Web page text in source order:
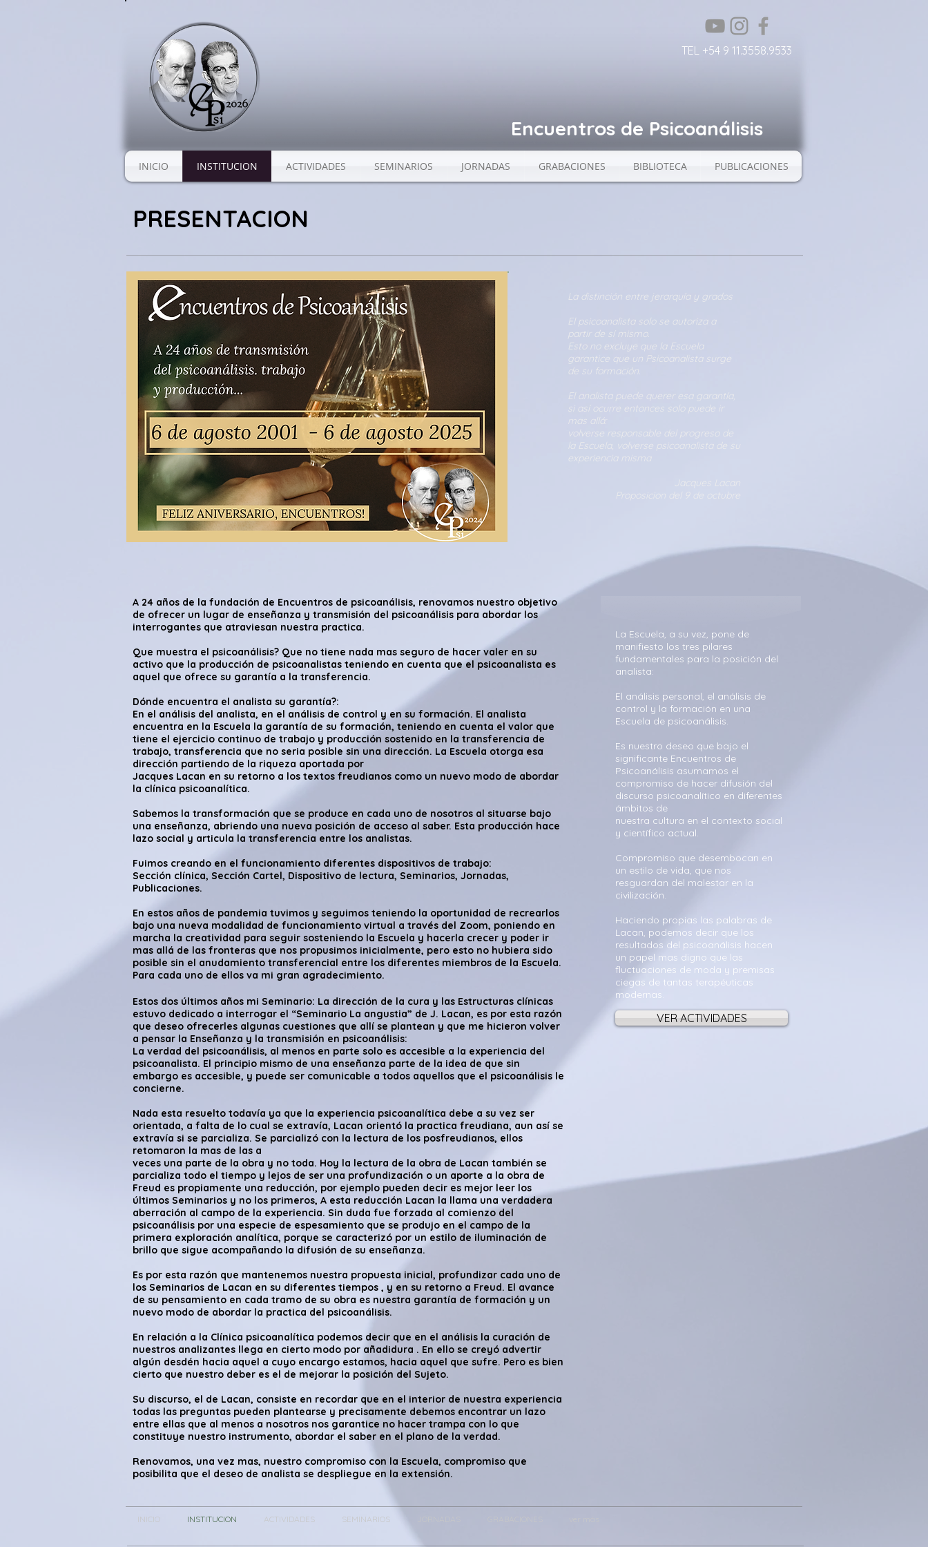
TEL +54 9 11.3558.9533
Encuentros de Psicoanálisis
INICIO INSTITUCION ACTIVIDADES SEMINARIOS JORNADAS GRABACIONES BIBLIOTECA PUBLICACIONES
PRESENTACION
La distinción entre jerarquía y grados
El psicoanalista solo se autoriza a
partir de sí mismo.
Esto no excluye que la Escuela
garantice que un Psicoanalista surge
de su formación.
El analista puede querer esa garantía,
si así ocurre entonces solo puede ir
mas allá:
volverse responsable del progreso de
la Escuela, volverse psicoanalista de su
experiencia misma
Jacques Lacan
Proposicion del 9 de octubre
A 24 años de la fundación de Encuentros de psicoanálisis, renovamos nuestro objetivo
de ofrecer un lugar de enseñanza y transmisión del psicoanálisis para abordar los
interrogantes que atraviesan nuestra practica.
Que muestra el psicoanálisis? Que no tiene nada mas seguro de hacer valer en su
activo que la producción de psicoanalistas teniendo en cuenta que el psicoanalista es
aquel que ofrece su garantía a la transferencia.
Dónde encuentra el analista su garantía?:
En el análisis del analista, en el análisis de control y en su formación. El analista
encuentra en la Escuela la garantía de su formación, teniendo en cuenta el valor que
tiene el ejercicio continuo de trabajo y producción sostenido en la transferencia de
trabajo, transferencia que no seria posible sin una dirección. La Escuela otorga esa
dirección partiendo de la riqueza aportada por
Jacques Lacan en su retorno a los textos freudianos como un nuevo modo de abordar
la clínica psicoanalítica.
Sabemos la transformación que se produce en cada uno de nosotros al situarse bajo
una enseñanza, abriendo una nueva posición de acceso al saber. Esta producción hace
lazo social y articula la transferencia entre los analistas.
Fuimos creando en el funcionamiento diferentes dispositivos de trabajo:
Sección clínica, Sección Cartel, Dispositivo de lectura, Seminarios, Jornadas,
Publicaciones.
En estos años de pandemia tuvimos y seguimos teniendo la oportunidad de recrearlos
bajo una nueva modalidad de funcionamiento virtual a través del Zoom, poniendo en
marcha la creatividad para seguir sosteniendo la Escuela y hacerla crecer y poder ir
mas allá de las fronteras que nos propusimos inicialmente, pero esto no hubiera sido
posible sin el anudamiento transferencial entre los diferentes miembros de la Escuela.
Para cada uno de ellos va mi gran agradecimiento.
Estos dos últimos años mi Seminario: La dirección de la cura y las Estructuras clínicas
estuvo dedicado a interrogar el “Seminario La angustia” de J. Lacan, es por esta razón
que deseo ofrecerles algunas cuestiones que allí se plantean y que me hicieron volver
a pensar la Enseñanza y la transmisión en psicoanálisis:
La verdad del psicoanálisis, al menos en parte solo es accesible a la experiencia del
psicoanalista. El principio mismo de una enseñanza parte de la idea de que sin
embargo es accesible, y puede ser comunicable a todos aquellos que el psicoanálisis le
concierne.
Nada esta resuelto todavía ya que la experiencia psicoanalítica debe a su vez ser
orientada, a falta de lo cual se extravía, Lacan orientó la practica freudiana, aun así se
extravía si se parcializa. Se parcializó con la lectura de los posfreudianos, ellos
retomaron la mas de las a
veces una parte de la obra y no toda. Hoy la lectura de la obra de Lacan también se
parcializa todo el tiempo y lejos de ser una profundización o un aporte a la obra de
Freud es propiamente una reducción, por ejemplo pueden decir es mejor leer los
últimos Seminarios y no los primeros, A esta reducción Lacan la llama una verdadera
aberración al campo de la experiencia. Sin duda fue forzada al comienzo del
psicoanálisis por una especie de espesamiento que se produjo en el campo de la
primera exploración analítica, porque se caracterizó por un estilo de iluminación de
brillo que sigue acompañando la difusión de su enseñanza.
Es por esta razón que mantenemos nuestra propuesta inicial, profundizar cada uno de
los Seminarios de Lacan en su diferentes tiempos , y en su retorno a Freud. El avance
de su pensamiento en cada tramo de su obra es nuestra garantía de formación y un
nuevo modo de abordar la practica del psicoanálisis.
En relación a la Clínica psicoanalítica podemos decir que en el análisis la curación de
nuestros analizantes llega en cierto modo por añadidura . En ello se creyó advertir
algún desdén hacia aquel a cuyo encargo estamos, hacia aquel que sufre. Pero es bien
cierto que nuestro deber es el de mejorar la posición del Sujeto.
Su discurso, el de Lacan, consiste en recordar que en el interior de nuestra experiencia
todas las preguntas pueden plantearse y precisamente debemos encontrar un lazo
entre ellas que al menos a nosotros nos garantice no hacer trampa con lo que
constituye nuestro instrumento, abordar el saber en el plano de la verdad.
Renovamos, una vez mas, nuestro compromiso con la Escuela, compromiso que
posibilita que el deseo de analista se despliegue en la extensión.
La Escuela, a su vez, pone de
manifiesto los tres pilares
fundamentales para la posición del
analista:
El análisis personal, el análisis de
control y la formación en una
Escuela de psicoanálisis.
Es nuestro deseo que bajo el
significante Encuentros de
Psicoanálisis asumamos el
compromiso de hacer difusión del
discurso psicoanalítico en diferentes
ámbitos de
nuestra cultura en el contexto social
y científico actual.
Compromiso que desembocan en
un estilo de vida, que nos
resguardan del malestar en la
civilización.
Haciendo propias las palabras de
Lacan, podemos decir que los
resultados del psicoanálisis hacen
un papel mas digno que las
fluctuaciones de moda y premisas
ciegas de tantas terapéuticas
modernas.
VER ACTIVIDADES
INICIO INSTITUCION ACTIVIDADES SEMINARIOS